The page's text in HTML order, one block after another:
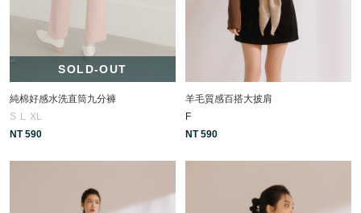
SOLD-OUT
純棉好感水洗直筒九分褲
S L
XL
NT 590
羊毛質感百搭大披肩
F
NT 590